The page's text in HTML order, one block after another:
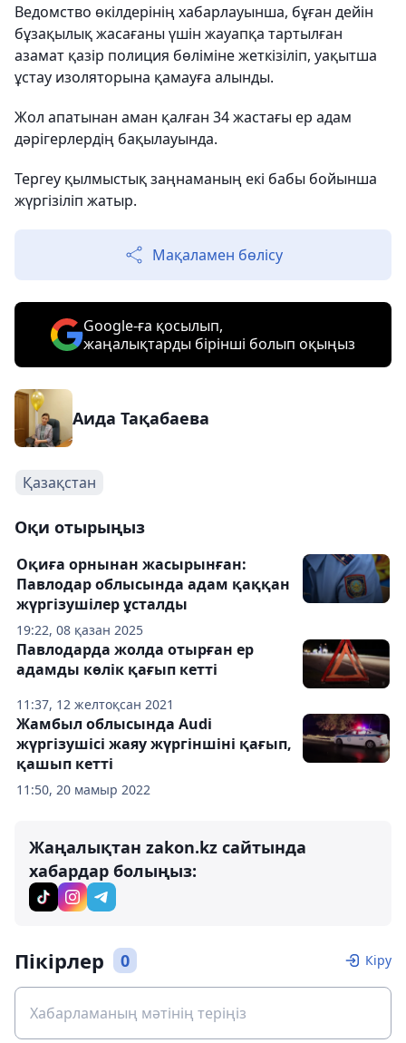
Ведомство өкілдерінің хабарлауынша, бұған дейін
бұзақылық жасағаны үшін жауапқа тартылған
азамат қазір полиция бөліміне жеткізіліп, уақытша
ұстау изоляторына қамауға алынды.
Жол апатынан аман қалған 34 жастағы ер адам
дәрігерлердің бақылауында.
Тергеу қылмыстық заңнаманың екі бабы бойынша
жүргізіліп жатыр.
Мақаламен бөлісу
Google-ға қосылып,
жаңалықтарды бірінші болып оқыңыз
Аида Тақабаева
Қазақстан
Оқи отырыңыз
19:22, 08 қазан 2025
Оқиға орнынан жасырынған:
Павлодар облысында адам қаққан
жүргізушілер ұсталды
11:37, 12 желтоқсан 2021
Павлодарда жолда отырған ер
адамды көлік қағып кетті
11:50, 20 мамыр 2022
Жамбыл облысында Audi
жүргізушісі жаяу жүргіншіні қағып,
қашып кетті
Жаңалықтан zakon.kz сайтында
хабардар болыңыз:
Пікірлер 0 Кіру